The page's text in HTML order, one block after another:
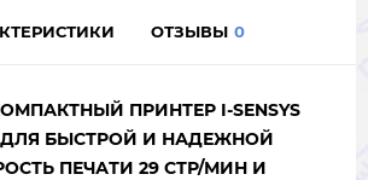
ОТЗЫВЫ 0
ПРИНТЕР I-SENSYS
ДЛЯ БЫСТРОЙ И НАДЕЖНОЙ
ПЕЧАТИ 29 СТР/МИН И